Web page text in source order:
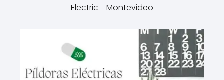
Electric - Montevideo